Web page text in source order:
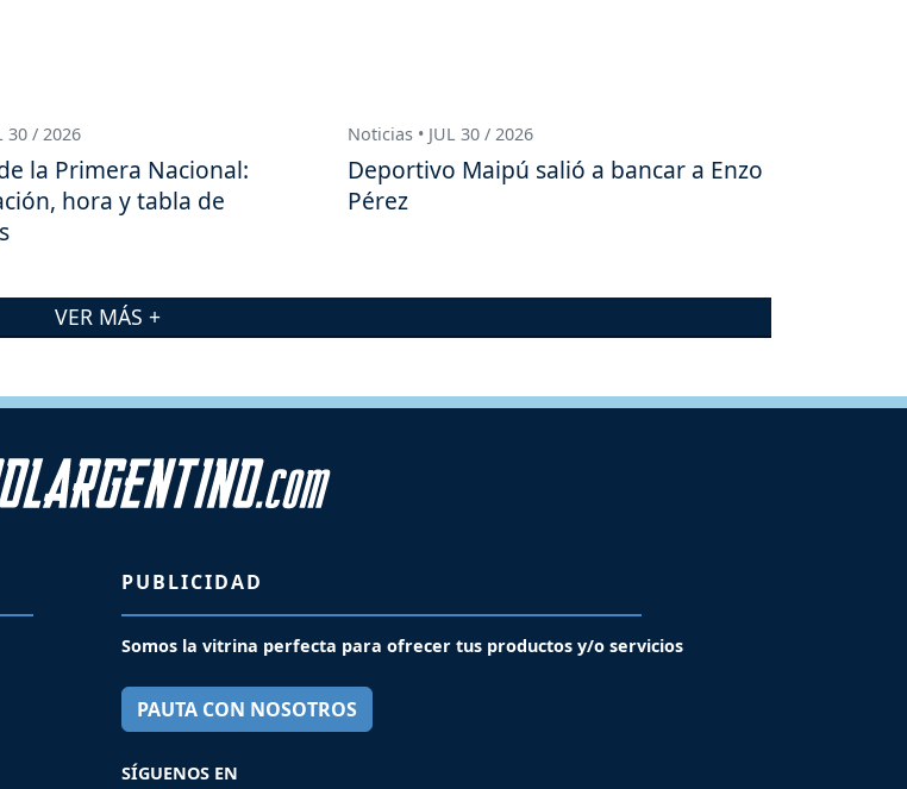
30 / 2026
la Primera Nacional:
hora y tabla de
Noticias • JUL 30 / 2026
Deportivo Maipú salió a bancar a Enzo
Pérez
VER MÁS +
PUBLICIDAD
Somos la vitrina perfecta para ofrecer tus productos y/o servicios
PAUTA CON NOSOTROS
SÍGUENOS EN